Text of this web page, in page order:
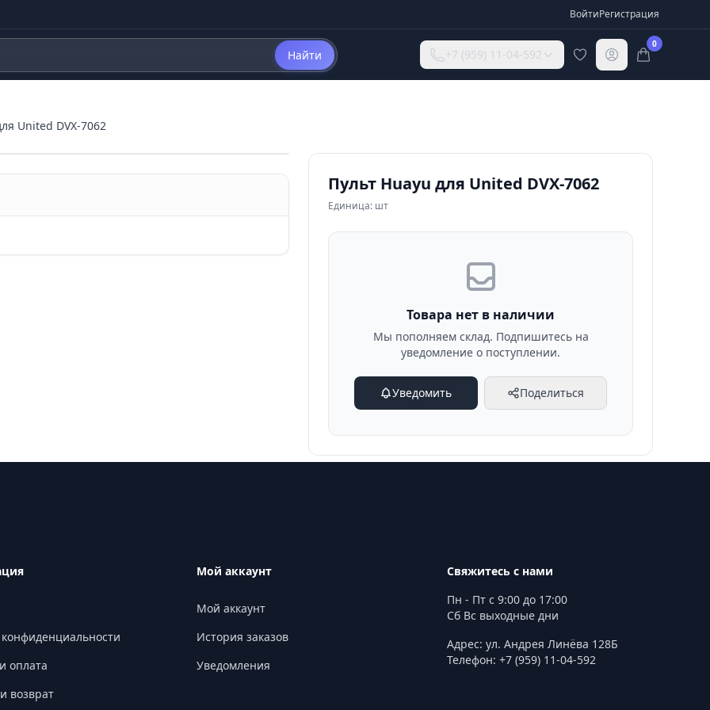
ВойтиРегистрация
Найти +7 (959) 11-04-592
0
United DVX-7062
Пульт Huayu для United DVX-7062
Единица: шт
Товара нет в наличии
Мы пополняем склад. Подпишитесь на
уведомление о поступлении.
Уведомить Поделиться
оплата
возврат
Мой аккаунт
Мой аккаунт
История заказов
Уведомления
Свяжитесь с нами
Пн - Пт с 9:00 до 17:00
Сб Вс выходные дни
Адрес: ул. Андрея Линёва 128Б
Телефон: +7 (959) 11-04-592